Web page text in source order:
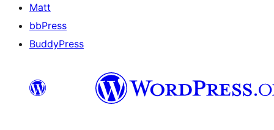
Matt
bbPress
BuddyPress